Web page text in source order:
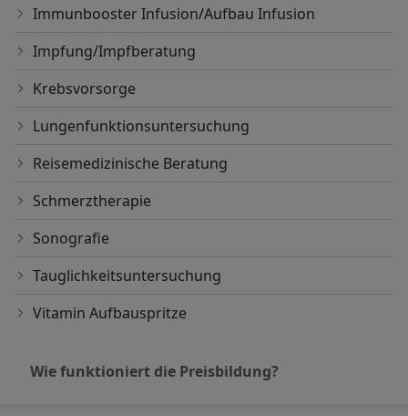
Immunbooster Infusion/Aufbau Infusion
Impfung/Impfberatung
Krebsvorsorge
Lungenfunktionsuntersuchung
Reisemedizinische Beratung
Schmerztherapie
Sonografie
Tauglichkeitsuntersuchung
Vitamin Aufbauspritze
Wie funktioniert die Preisbildung?